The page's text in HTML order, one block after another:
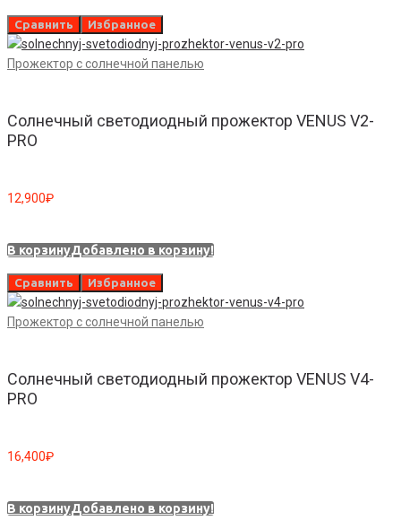
Сравнить Избранное
Прожектор с солнечной панелью
Солнечный светодиодный прожектор VENUS V2-
PRO
12,900₽
В корзинуДобавлено в корзину!
Сравнить Избранное
Прожектор с солнечной панелью
Солнечный светодиодный прожектор VENUS V4-
PRO
16,400₽
В корзинуДобавлено в корзину!